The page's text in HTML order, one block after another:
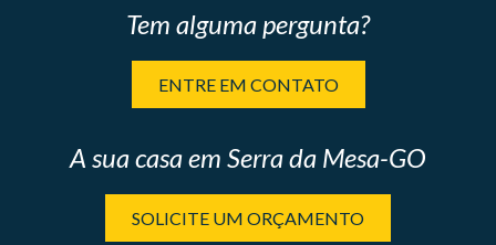
Tem alguma pergunta?
ENTRE EM CONTATO
A sua casa em Serra da Mesa-GO
SOLICITE UM ORÇAMENTO